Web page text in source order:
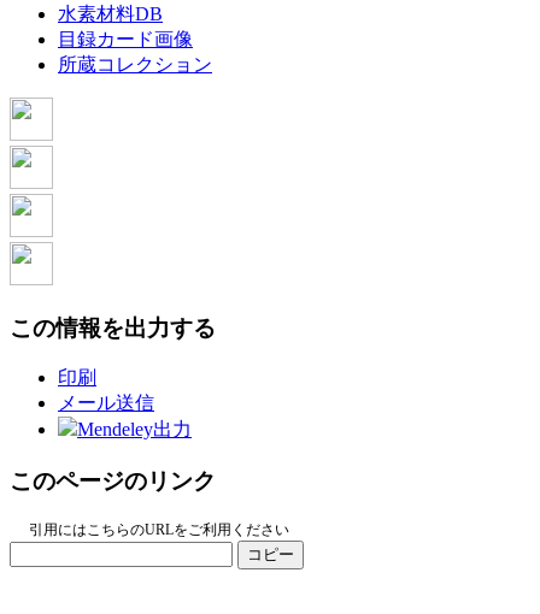
水素材料DB
目録カード画像
所蔵コレクション
この情報を出力する
印刷
メール送信
Mendeley出力
このページのリンク
引用にはこちらのURLをご利用ください
コピー